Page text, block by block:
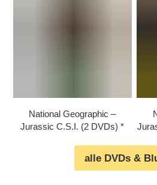
National Geographic –
Jurassic C.S.I. (2 DVDs)
alle DVDs &